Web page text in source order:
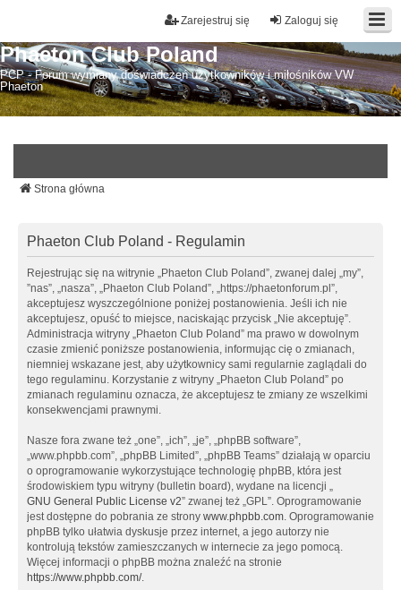
Zaloguj się
Zarejestruj się
Phaeton Club Poland
PCP - Forum wymiany doświadczeń użytkowników i miłośników VW
Phaeton
Strona główna
Phaeton Club Poland - Regulamin
Rejestrując się na witrynie „Phaeton Club Poland”, zwanej dalej „my”,
”nas”, „nasza”, „Phaeton Club Poland”, „https://phaetonforum.pl”,
akceptujesz wyszczególnione poniżej postanowienia. Jeśli ich nie
akceptujesz, opuść to miejsce, naciskając przycisk „Nie akceptuję”.
Administracja witryny „Phaeton Club Poland” ma prawo w dowolnym
czasie zmienić poniższe postanowienia, informując cię o zmianach,
niemniej wskazane jest, aby użytkownicy sami regularnie zaglądali do
tego regulaminu. Korzystanie z witryny „Phaeton Club Poland” po
zmianach regulaminu oznacza, że akceptujesz te zmiany ze wszelkimi
konsekwencjami prawnymi.
Nasze fora zwane też „one”, „ich”, „je”, „phpBB software”,
„www.phpbb.com”, „phpBB Limited”, „phpBB Teams” działają w oparciu
o oprogramowanie wykorzystujące technologię phpBB, która jest
środowiskiem typu witryny (bulletin board), wydane na licencji „
GNU General Public License v2” zwanej też „GPL”. Oprogramowanie
jest dostępne do pobrania ze strony www.phpbb.com. Oprogramowanie
phpBB tylko ułatwia dyskusje przez internet, a jego autorzy nie
kontrolują tekstów zamieszczanych w internecie za jego pomocą.
Więcej informacji o phpBB można znaleźć na stronie
https://www.phpbb.com/.